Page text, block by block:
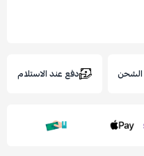
دفع عند الاستلام